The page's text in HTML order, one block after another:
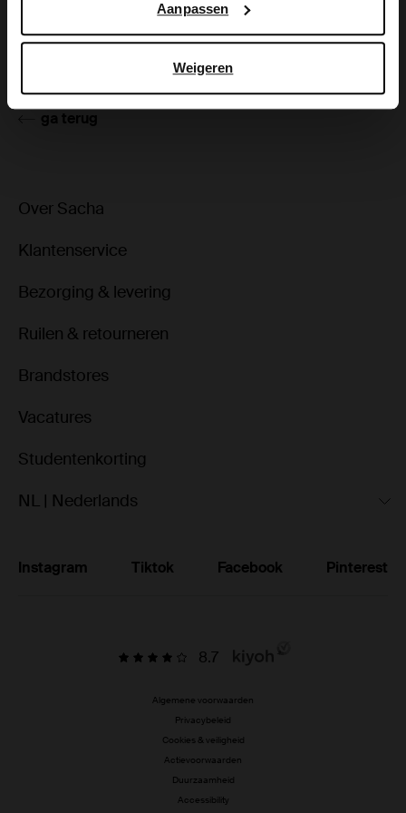
Aanpassen
Weigeren
Product details
Bezorgen & retour
ga terug
Over Sacha
Klantenservice
Bezorging & levering
Ruilen & retourneren
Brandstores
Vacatures
Studentenkorting
NL | Nederlands
Instagram Tiktok Facebook Pinterest
8.7
Algemene voorwaarden
Privacybeleid
Cookies & veiligheid
Actievoorwaarden
Duurzaamheid
Accessibility